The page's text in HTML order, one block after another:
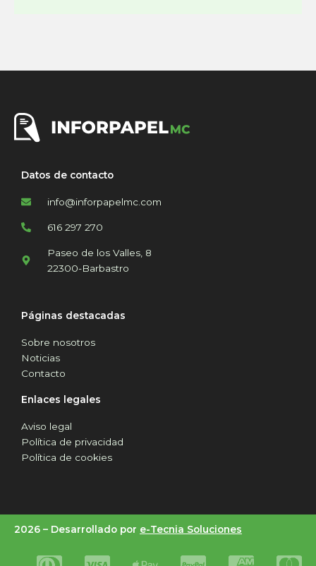
Datos de contacto
info@inforpapelmc.com
616 297 270
Paseo de los Valles, 8
22300-Barbastro
Páginas destacadas
Sobre nosotros
Noticias
Contacto
Enlaces legales
Aviso legal
Política de privacidad
Política de cookies
2026 – Desarrollado por e-Tecnia Soluciones